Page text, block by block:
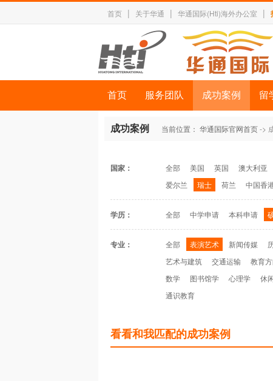
首页 | 关于华通 | 华通国际(Hti)海外办公室 |
首页 服务团队 成功案例 留
成功案例 当前位置： 华通国际官网首页->
国家： 全部 美国 英国 澳大利亚
爱尔兰
瑞士 荷兰 中国香
学历： 全部 中学申请 本科申请
专业： 全部 表演艺术 新闻传媒
艺术与建筑
交通运输 教育
数学
图书馆学 心理学 休
通识教育
看看和我匹配的成功案例